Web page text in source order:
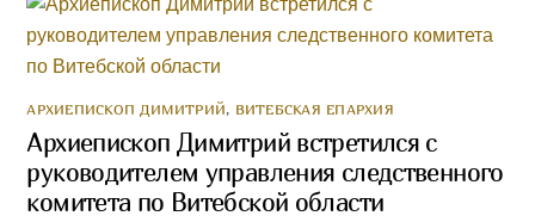
АРХИЕПИСКОП ДИМИТРИЙ, ВИТЕБСКАЯ ЕПАРХИЯ
Архиепископ Димитрий встретился с
руководителем управления следственного
комитета по Витебской области